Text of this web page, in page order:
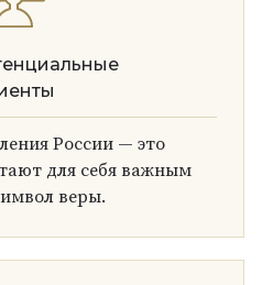
России — это
для себя важным
веры.